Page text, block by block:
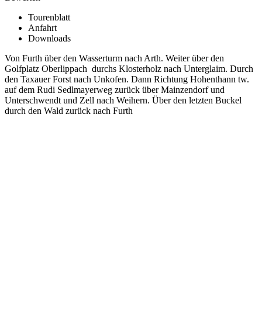
Tourenblatt
Anfahrt
Downloads
Von Furth über den Wasserturm nach Arth. Weiter über den
Golfplatz Oberlippach durchs Klosterholz nach Unterglaim. Durch
den Taxauer Forst nach Unkofen. Dann Richtung Hohenthann tw.
auf dem Rudi Sedlmayerweg zurück über Mainzendorf und
Unterschwendt und Zell nach Weihern. Über den letzten Buckel
durch den Wald zurück nach Furth